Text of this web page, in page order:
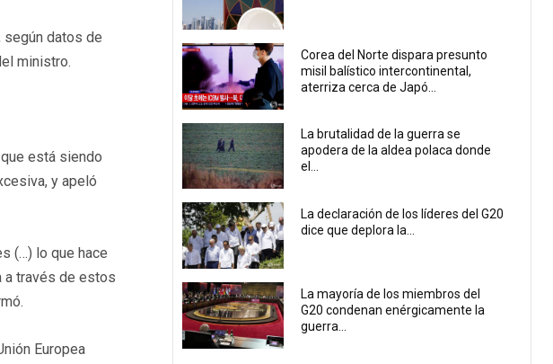
según datos de
ministro.
está siendo
y apeló
(…) lo que hace
a través de estos
Europea
Corea del Norte dispara presunto
misil balístico intercontinental,
aterriza cerca de Japó...
La brutalidad de la guerra se
apodera de la aldea polaca donde
el...
La declaración de los líderes del G20
dice que deplora la...
La mayoría de los miembros del
G20 condenan enérgicamente la
guerra...